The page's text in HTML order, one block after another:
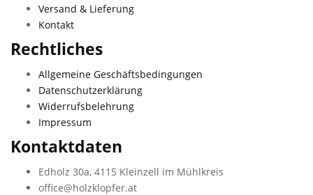
Versand & Lieferung
Kontakt
Rechtliches
Allgemeine Geschäftsbedingungen
Datenschutzerklärung
Widerrufsbelehrung
Impressum
Kontaktdaten
Edholz 30a, 4115 Kleinzell im Mühlkreis
office@holzklopfer.at